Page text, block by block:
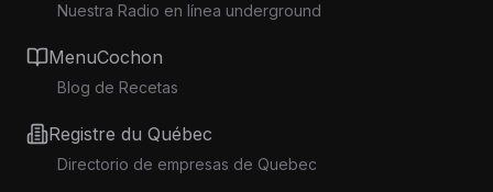
Nuestra Radio en línea underground
MenuCochon
Blog de Recetas
Registre du Québec
Directorio de empresas de Quebec